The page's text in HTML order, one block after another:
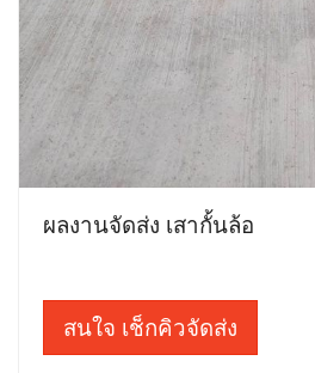
ผลงานจัดส่ง เสากั้นล้อ
สนใจ เช็กคิวจัดส่ง